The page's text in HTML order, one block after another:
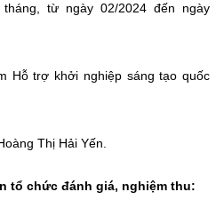
lượng
chất lượng
từ ngày 02/2024 đến ngày
Hỗ trợ khởi nghiệp sáng tạo quốc
Thị Hải Yến.
tổ chức đánh giá, nghiệm thu: